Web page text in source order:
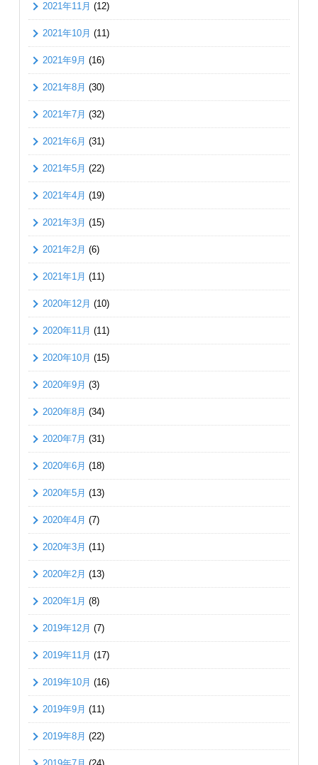
2021年11月 (12)
2021年10月 (11)
2021年9月 (16)
2021年8月 (30)
2021年7月 (32)
2021年6月 (31)
2021年5月 (22)
2021年4月 (19)
2021年3月 (15)
2021年2月 (6)
2021年1月 (11)
2020年12月 (10)
2020年11月 (11)
2020年10月 (15)
2020年9月 (3)
2020年8月 (34)
2020年7月 (31)
2020年6月 (18)
2020年5月 (13)
2020年4月 (7)
2020年3月 (11)
2020年2月 (13)
2020年1月 (8)
2019年12月 (7)
2019年11月 (17)
2019年10月 (16)
2019年9月 (11)
2019年8月 (22)